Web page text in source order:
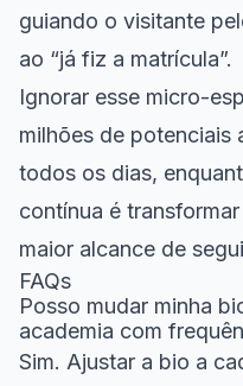
guiando o visitante
ao “já fiz a matrícula”.
Ignorar esse micro-
milhões de potenciais
todos os dias,
contínua é
maior alcance de
FAQs
Posso mudar minha
academia com
Sim. Ajustar a bio a